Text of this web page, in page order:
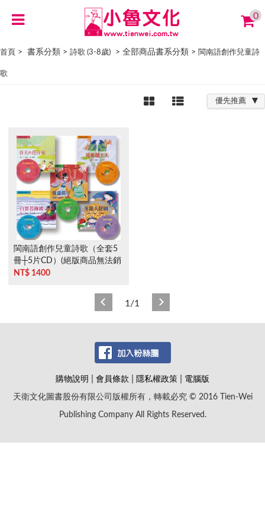
0
首頁 > 書系分類 > 詩歌 (3-8歲) > 全部商品書系分類 > 閩南語創作兒童詩
歌
優先推薦
閩南語創作兒童詩歌（全套5
冊┼5片CD）(絕版商品無法銷
售)
NT$ 1400
1/1
購物說明 會員條款 隱私權政策
電腦版
天衛文化圖書股份有限公司版權所有，轉載必究 © 2016 Tien-Wei
Publishing Company All Rights Reserved.